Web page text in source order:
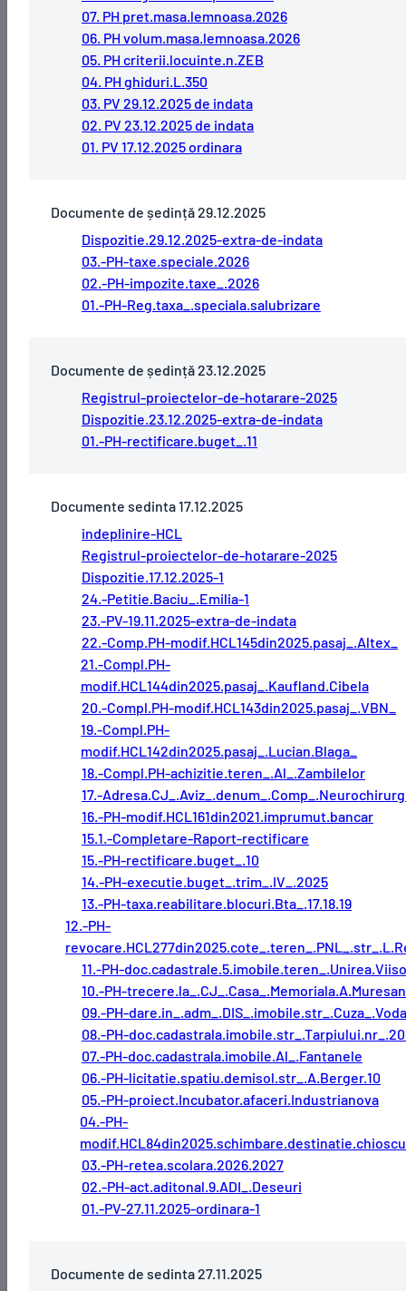
01. PV 17.12.2025 ordinara
02. PV 23.12.2025 de indata
03. PV 29.12.2025 de indata
04. PH ghiduri.L.350
05. PH criterii.locuinte.n.ZEB
06. PH volum.masa.lemnoasa.2026
07. PH pret.masa.lemnoasa.2026
Documente de ședință 29.12.2025
01.-PH-Reg.taxa_.speciala.salubrizare
02.-PH-impozite.taxe_.2026
03.-PH-taxe.speciale.2026
Dispozitie.29.12.2025-extra-de-indata
Documente de ședință 23.12.2025
01.-PH-rectificare.buget_.11
Dispozitie.23.12.2025-extra-de-indata
Registrul-proiectelor-de-hotarare-2025
Documente sedinta 17.12.2025
01.-PV-27.11.2025-ordinara-1
02.-PH-act.aditonal.9.ADI_.Deseuri
03.-PH-retea.scolara.2026.2027
04.-PH-
05.-PH-proiect.Incubator.afaceri.Industrianova
06.-PH-licitatie.spatiu.demisol.str_.A.Berger.10
07.-PH-doc.cadastrala.imobile.Al_.Fantanele
08.-PH-
09.-PH-
10.-PH-
11.-PH-
12.-PH-
13.-PH-taxa.reabilitare.blocuri.Bta_.17.18.19
14.-PH-executie.buget_.trim_.IV_.2025
15.-PH-rectificare.buget_.10
15.1.-Completare-Raport-rectificare
16.-PH-modif.HCL161din2021.imprumut.bancar
17.-
18.-Compl.PH-achizitie.teren_.Al_.Zambilelor
19.-Compl.PH-
modif.HCL142din2025.pasaj_.Lucian.Blaga_
20.-Compl.PH-modif.HCL143din2025.pasaj_.VBN_
21.-Compl.PH-
modif.HCL144din2025.pasaj_.Kaufland.Cibela
22.-Comp.PH-modif.HCL145din2025.pasaj_.Altex_
23.-PV-19.11.2025-extra-de-indata
24.-Petitie.Baciu_.Emilia-1
Dispozitie.17.12.2025-1
Registrul-proiectelor-de-hotarare-2025
indeplinire-HCL
Documente de sedinta 27.11.2025